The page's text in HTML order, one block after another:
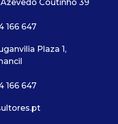
Azevedo Coutinho 39
166 647
Plaza 1,
166 647